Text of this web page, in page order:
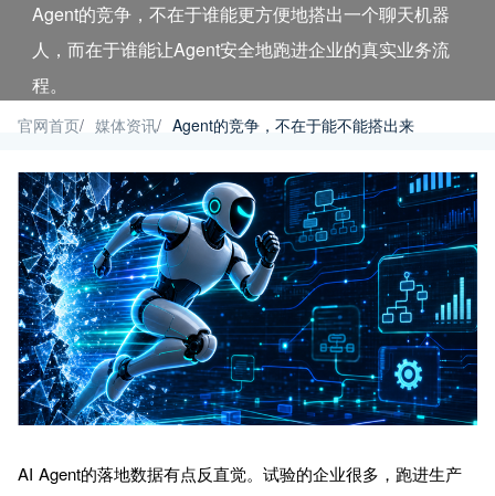
Agent的竞争，不在于谁能更方便地搭出一个聊天机器
人，而在于谁能让Agent安全地跑进企业的真实业务流
程。
官网首页/ 媒体资讯/ Agent的竞争，不在于能不能搭出来
AI Agent的落地数据有点反直觉。试验的企业很多，跑进生产